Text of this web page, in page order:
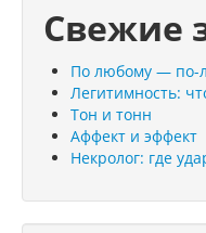
Свежие
По любому — по-
Легитимность:
Тон и тонн
Аффект и эффект
Некролог: где